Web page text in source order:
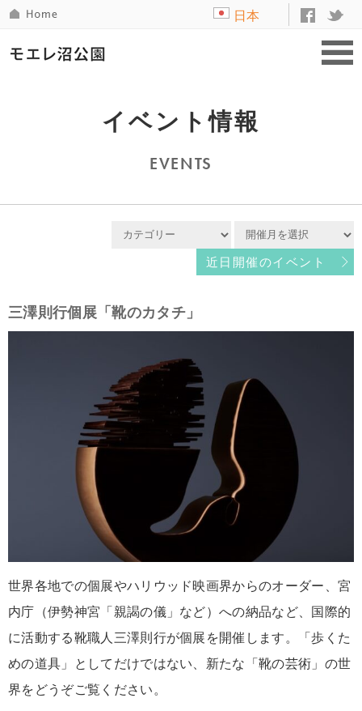
日本
イベント情報
EVENTS
近日開催のイベント
三澤則行個展「靴のカタチ」
世界各地での個展やハリウッド映画界からのオーダー、宮
内庁（伊勢神宮「親謁の儀」など）への納品など、国際的
に活動する靴職人三澤則行が個展を開催します。「歩くた
めの道具」としてだけではない、新たな「靴の芸術」の世
界をどうぞご覧ください。